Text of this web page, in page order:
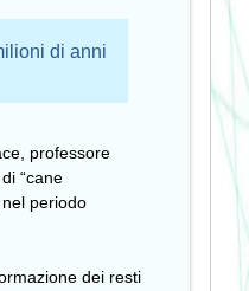
di anni
professore
“cane
periodo
dei resti